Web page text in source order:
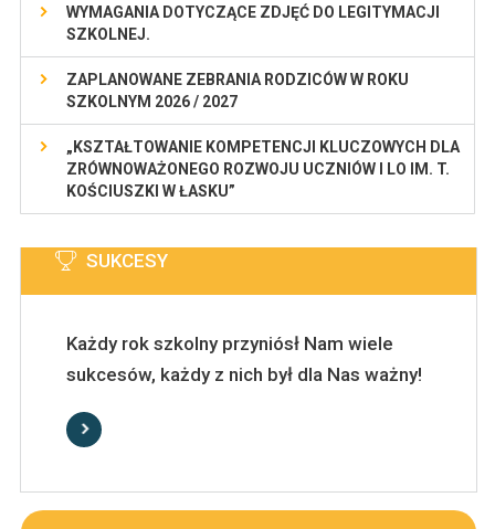
WYMAGANIA DOTYCZĄCE ZDJĘĆ DO LEGITYMACJI
SZKOLNEJ.
ZAPLANOWANE ZEBRANIA RODZICÓW W ROKU
SZKOLNYM 2026 / 2027
„KSZTAŁTOWANIE KOMPETENCJI KLUCZOWYCH DLA
ZRÓWNOWAŻONEGO ROZWOJU UCZNIÓW I LO IM. T.
KOŚCIUSZKI W ŁASKU”
SUKCESY
Każdy rok szkolny przyniósł Nam wiele
sukcesów, każdy z nich był dla Nas ważny!